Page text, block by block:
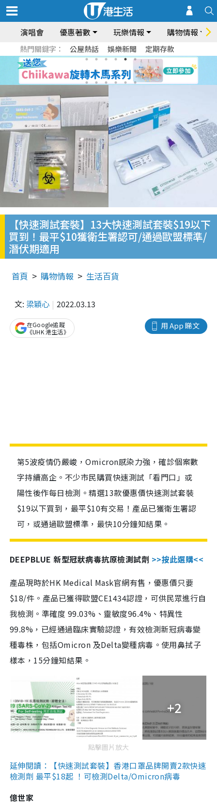
演唱會 優惠著數 玩樂情報 購物情報
熱門關鍵字： 公屋熱話 娛樂新聞 定期存款
【快速測試套裝】13大快速測試套裝$19以下
買到！最平$10獲衛生署認可/通過歐盟標準/
潛伏期適用
首頁 購物情報 生活百貨
文: 梁穎心 2022.03.13
用 App 睇文
在Google追蹤
《UHK 港生活》
第5波疫情仍嚴峻，Omicron感染力強，確診個案數
字持續高企。不少市民購買快速測試「看門口」或
陽性後作每日檢測。精選13款優惠價快速測試套裝
$19以下買到，最平$10有交易！產品已獲衛生署認
可，或通過歐盟標準，最快10分鐘知結果。
DEEPBLUE 新型冠狀病毒抗原檢測試劑 >>按此選購<<
產品現時於HK Medical Mask官網有售，優惠價只要
$18/件。產品已獲得歐盟CE1434認證，可供民眾進行自
我檢測。準確度 99.03%、靈敏度96.4%、特異性
99.8%，已經通過臨床實驗認證，有效檢測新冠病毒變
種毒株，包括Omicron 及Delta變種病毒。使用鼻拭子
樣本，15分鐘知結果。
+2
點擊圖片放大
延伸閱讀：【快速測試套裝】香港口罩品牌開賣2款快速
檢測劑 最平$18起 ！可檢測Delta/Omicron病毒
億世家